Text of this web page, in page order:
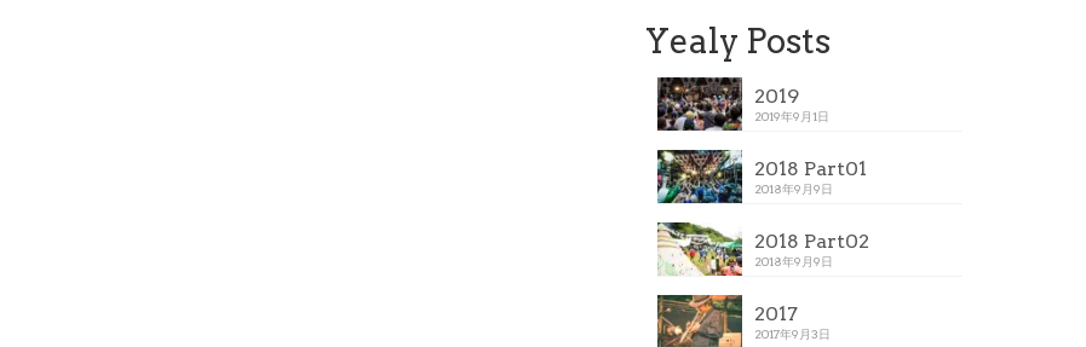
Yealy Posts
2019
2019年9月1日
2018 Part01
2018年9月9日
2018 Part02
2018年9月9日
2017
2017年9月3日